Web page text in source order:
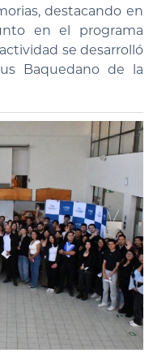
destacando en
en el programa
se desarrolló
Baquedano de la